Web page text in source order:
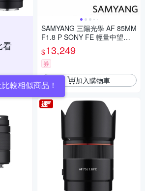
看
較相似商品！
SAMYANG 三陽光學 AF 85MM
F1.8 P SONY FE 輕量中望遠
鏡頭 公司貨
$13,249
券
加入購物車